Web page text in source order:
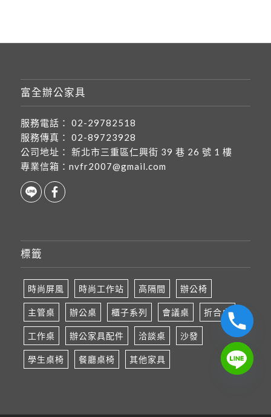
富全辦公家具
服務電話：
02-29782518
服務傳真：
02-89723928
公司地址：
新北市三重區仁興街 39 巷 26 號 1 樓
專業信箱： nvfr2007@gmail.com
標籤
時尚屏風 時尚工作站 高隔間 辦公椅
主管桌 辦公桌 櫃子系列 會議桌 折合桌
工作桌 辦公家具配件 洽談桌 沙發
學生桌椅 餐廳桌椅 其他家具